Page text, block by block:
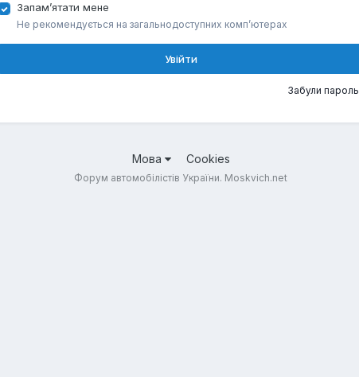
Запам’ятати мене
Не рекомендується на загальнодоступних комп’ютерах
Увійти
Забули
Мова Cookies
Форум автомобілістів України. Moskvich.net